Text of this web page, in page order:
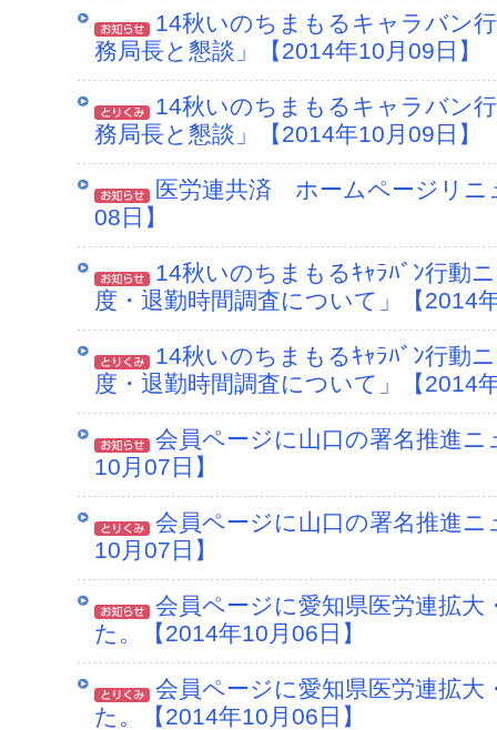
14秋いのちまもるキャラバン
務局長と懇談」【2014年10月09日】
14秋いのちまもるキャラバン
務局長と懇談」【2014年10月09日】
医労連共済 ホームページリニ
08日】
14秋いのちまもるｷｬﾗﾊﾞﾝ行動
度・退勤時間調査について」【2014
14秋いのちまもるｷｬﾗﾊﾞﾝ行動
度・退勤時間調査について」【2014
会員ページに山口の署名推進
10月07日】
会員ページに山口の署名推進
10月07日】
会員ページに愛知県医労連拡
た。【2014年10月06日】
会員ページに愛知県医労連拡
た。【2014年10月06日】